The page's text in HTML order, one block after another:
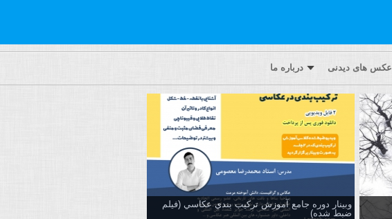
عکس های دیدنی درباره ما
وبینار دوره جامع آموزش تركيب بندي عكاسي (فیلم
ضبط شده)